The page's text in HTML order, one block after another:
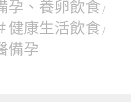
孕、養卵飲食/
健康生活飲食/
備孕